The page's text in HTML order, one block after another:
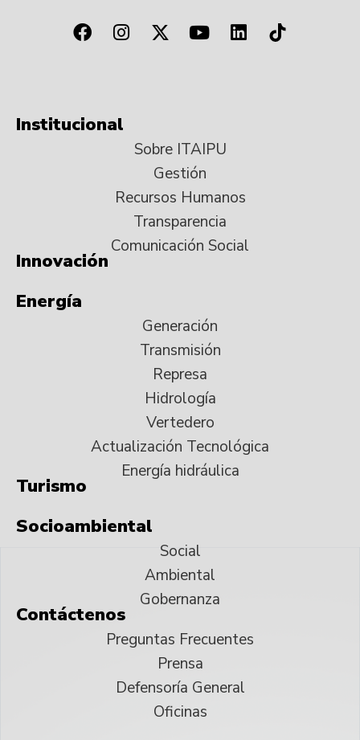
Institucional
Sobre ITAIPU
Gestión
Recursos Humanos
Transparencia
Comunicación Social
Innovación
Energía
Generación
Transmisión
Represa
Hidrología
Vertedero
Actualización Tecnológica
Energía hidráulica
Turismo
Socioambiental
Social
Ambiental
Gobernanza
Contáctenos
Preguntas Frecuentes
Prensa
Defensoría General
Oficinas